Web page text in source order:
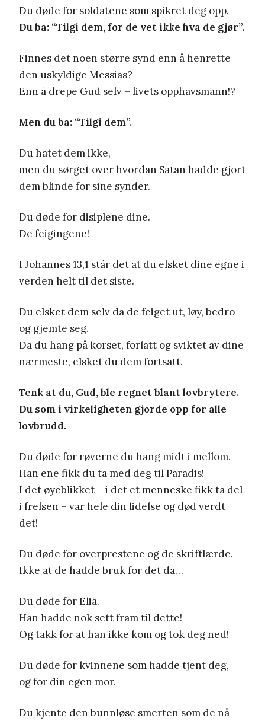
Du døde for soldatene som spikret deg opp.
Du ba: “Tilgi dem, for de vet ikke hva de gjør”.
Finnes det noen større synd enn å henrette
den uskyldige Messias?
Enn å drepe Gud selv – livets opphavsmann!?
Men du ba: “Tilgi dem”.
Du hatet dem ikke,
men du sørget over hvordan Satan hadde gjort
dem blinde for sine synder.
Du døde for disiplene dine.
De feigingene!
I Johannes 13,1 står det at du elsket dine egne i
verden helt til det siste.
Du elsket dem selv da de feiget ut, løy, bedro
og gjemte seg.
Da du hang på korset, forlatt og sviktet av dine
nærmeste, elsket du dem fortsatt.
Tenk at du, Gud, ble regnet blant lovbrytere.
Du som i virkeligheten gjorde opp for alle
lovbrudd.
Du døde for røverne du hang midt i mellom.
Han ene fikk du ta med deg til Paradis!
I det øyeblikket – i det et menneske fikk ta del
i frelsen – var hele din lidelse og død verdt
det!
Du døde for overprestene og de skriftlærde.
Ikke at de hadde bruk for det da…
Du døde for Elia.
Han hadde nok sett fram til dette!
Og takk for at han ikke kom og tok deg ned!
Du døde for kvinnene som hadde tjent deg,
og for din egen mor.
Du kjente den bunnløse smerten som de nå